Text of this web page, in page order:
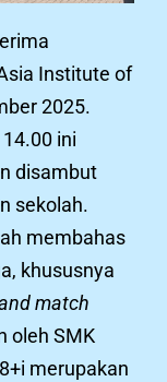
Institute of
2025.
ini
disambut
sekolah.
membahas
khususnya
match
oleh SMK
merupakan